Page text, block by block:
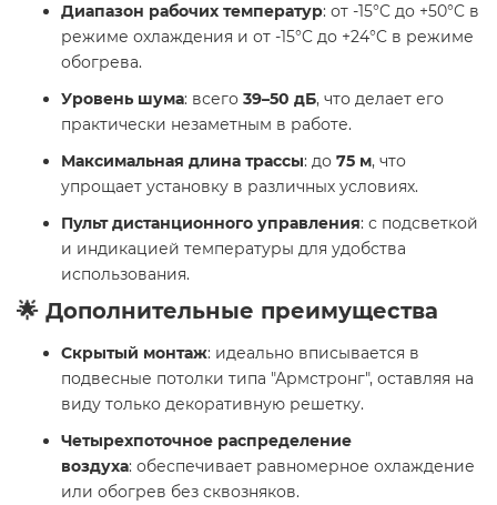
Диапазон рабочих температур: от -15°C до +50°C в
режиме охлаждения и от -15°C до +24°C в режиме
обогрева.
Уровень шума: всего 39–50 дБ, что делает его
практически незаметным в работе.
Максимальная длина трассы: до 75 м, что
упрощает установку в различных условиях.
Пульт дистанционного управления: с подсветкой
и индикацией температуры для удобства
использования.
🌟 Дополнительные преимущества
Скрытый монтаж: идеально вписывается в
подвесные потолки типа "Армстронг", оставляя на
виду только декоративную решетку.
Четырехпоточное распределение
воздуха: обеспечивает равномерное охлаждение
или обогрев без сквозняков.